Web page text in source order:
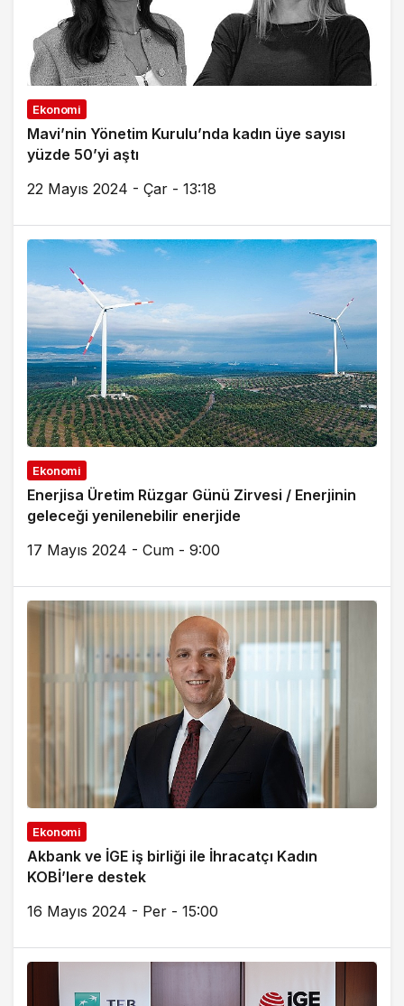
Ekonomi
Mavi’nin Yönetim Kurulu’nda kadın üye sayısı
yüzde 50’yi aştı
22 Mayıs 2024 - Çar - 13:18
Ekonomi
Enerjisa Üretim Rüzgar Günü Zirvesi / Enerjinin
geleceği yenilenebilir enerjide
17 Mayıs 2024 - Cum - 9:00
Ekonomi
Akbank ve İGE iş birliği ile İhracatçı Kadın
KOBİ’lere destek
16 Mayıs 2024 - Per - 15:00